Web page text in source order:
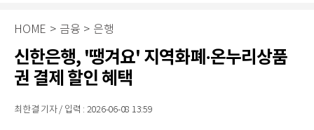
HOME > 금융 > 은행
신한은행, '땡겨요' 지역화폐·온누리상품
권 결제 할인 혜택
최한결 기자 / 입력 : 2026-06-08 13:59